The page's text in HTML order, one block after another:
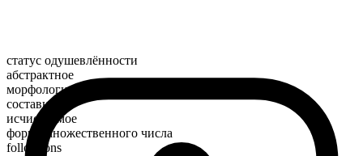
статус одушевлённости
абстрактное
морфологический состав
составное
исчисляемое
форма множественного числа
follow-ons